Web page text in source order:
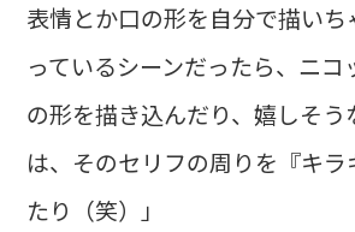
表情とか口の形を自分で描いち
っているシーンだったら、ニコ
の形を描き込んだり、嬉しそう
は、そのセリフの周りを『キ
たり（笑）」